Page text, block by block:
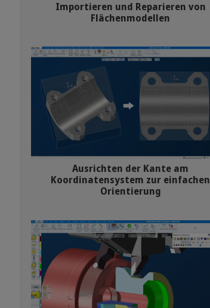
Importieren und Reparieren von
Flächenmodellen
Ausrichten der Kante am
Koordinatensystem zur einfachen
Orientierung